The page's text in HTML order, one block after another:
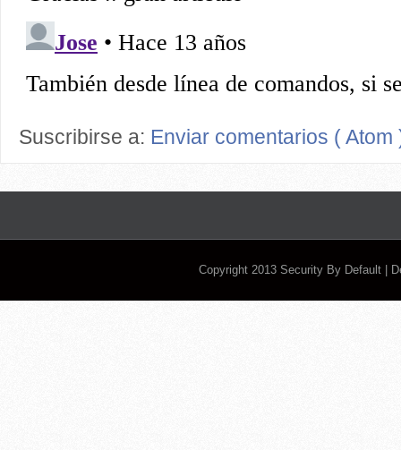
Suscribirse a: Enviar comentarios ( Atom
Copyright 2013 Security By Default |